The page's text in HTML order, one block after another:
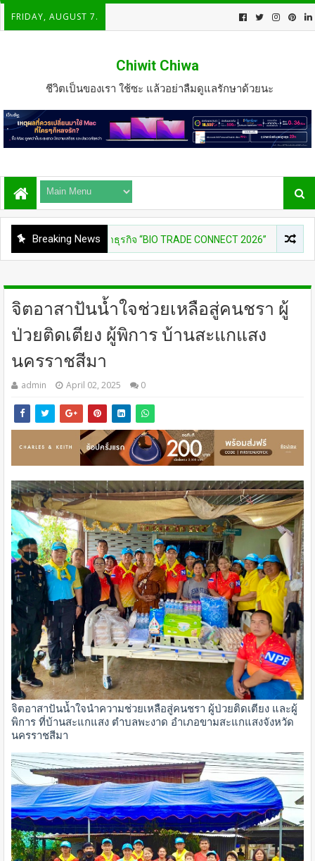
FRIDAY, AUGUST 7.
Chiwit Chiwa
ชีวิตเป็นของเรา ใช้ซะ แล้วอย่าลืมดูแลรักษาด้วยนะ
Breaking News
ดกิจกรรมเจรจาธุรกิจ “BIO TRADE CONNECT 2026”
จิตอาสาปันน้ำใจช่วยเหลือสู่คนชรา ผู้
ป่วยติดเตียง ผู้พิการ บ้านสะแกแสง
นครราชสีมา
admin April 02, 2025 0
จิตอาสาปันน้ำใจนำความช่วยเหลือสู่คนชรา ผู้ป่วยติดเตียง และผู้
พิการ ที่บ้านสะแกแสง ตำบลพะงาด อำเภอขามสะแกแสงจังหวัด
นครราชสีมา